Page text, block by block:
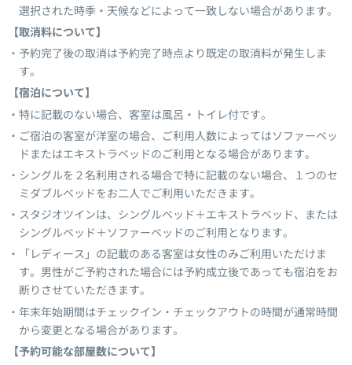
選択された時季・天候などによって一致しない場合があります。
【取消料について】
予約完了後の取消は予約完了時点より既定の取消料が発生しま
す。
【宿泊について】
特に記載のない場合、客室は風呂・トイレ付です。
ご宿泊の客室が洋室の場合、ご利用人数によってはソファーベッ
ドまたはエキストラベッドのご利用となる場合があります。
シングルを２名利用される場合で特に記載のない場合、１つのセ
ミダブルベッドをお二人でご利用いただきます。
スタジオツインは、シングルベッド＋エキストラベッド、または
シングルベッド＋ソファーベッドのご利用となります。
「レディース」の記載のある客室は女性のみご利用いただけま
す。男性がご予約された場合には予約成立後であっても宿泊をお
断りさせていただきます。
年末年始期間はチェックイン・チェックアウトの時間が通常時間
から変更となる場合があります。
【予約可能な部屋数について】